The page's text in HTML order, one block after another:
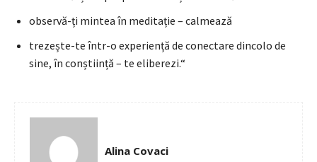
observă-ți mintea în meditație – calmează
trezește-te într-o experiență de conectare dincolo de
sine, în conștiință – te eliberezi.“
Alina Covaci